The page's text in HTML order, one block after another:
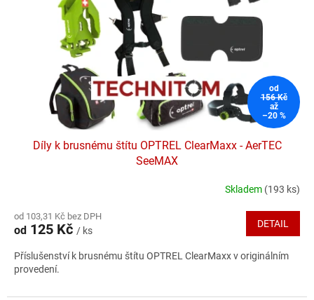
od
156 Kč
až
–20 %
Díly k brusnému štítu OPTREL ClearMaxx - AerTEC
SeeMAX
produktu
je
z
5
Skladem (193 ks)
od 103,31 Kč bez DPH
od 125 Kč / ks
DETAIL
Příslušenství k brusnému štítu OPTREL ClearMaxx v originálním
provedení.